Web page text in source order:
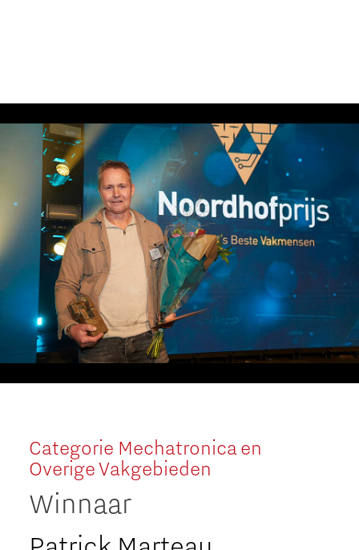
Categorie Mechatronica en
Overige Vakgebieden
Winnaar